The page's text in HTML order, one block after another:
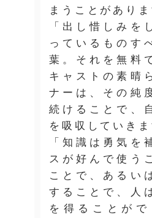
まうことがありま
「出し惜しみを
っているものす
葉。それを無料
キャストの素晴
ナーは、その純
続けることで、
を吸収していきま
「知識は勇気を
スが好んで使う
ことで、あるい
することで、人
を得ることが